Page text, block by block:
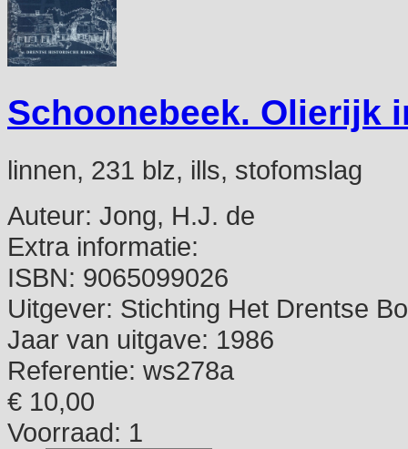
Schoonebeek. Olierijk
linnen, 231 blz, ills, stofomslag
Auteur: Jong, H.J. de
Extra informatie:
ISBN: 9065099026
Uitgever: Stichting Het Drentse
Jaar van uitgave: 1986
Referentie: ws278a
€ 10,00
Voorraad: 1